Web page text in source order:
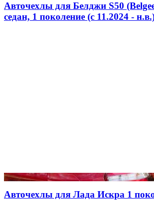
Авточехлы для Белджи S50
седан, 1 поколение (c 11.2024 -
Авточехлы для Лада Искра 1